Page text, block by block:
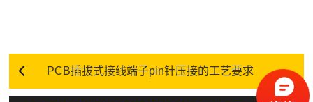
PCB插拔式接线端子pin针压接的工艺要求